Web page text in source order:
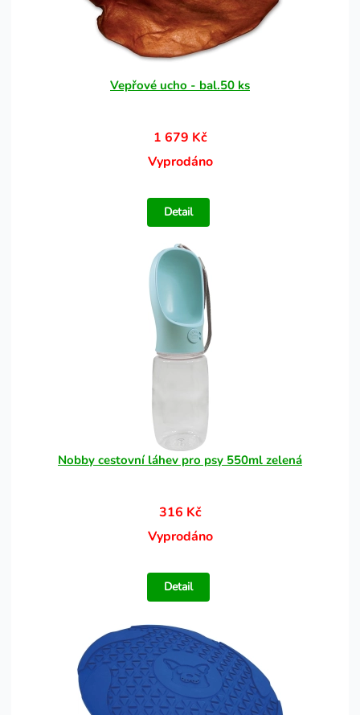
Vepřové ucho - bal.50 ks
1 679 Kč
Vyprodáno
Detail
Nobby cestovní láhev pro psy 550ml zelená
316 Kč
Vyprodáno
Detail